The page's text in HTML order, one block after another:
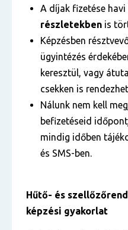
A díjak fizetése havi
részletekben is
Képzésben
ügyintézés
keresztül, vagy
csekken is
Nálunk nem kell
befizetéseid
mindig időben
és SMS-ben.
Hűtő- és
képzési gyakorlat